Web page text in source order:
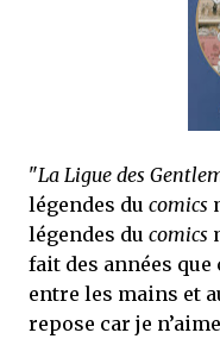
mettre sous tous les yeux.
"La Ligue des
légendes du comics
légendes du comics
fait des années que
entre les mains et
repose car je